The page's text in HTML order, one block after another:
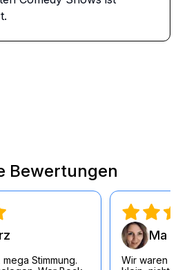
Bewertungen
Stimmung.
Ma Si
Wir waren